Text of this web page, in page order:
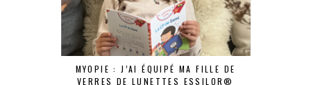
MYOPIE : J’AI ÉQUIPÉ MA FILLE DE
VERRES DE LUNETTES ESSILOR®